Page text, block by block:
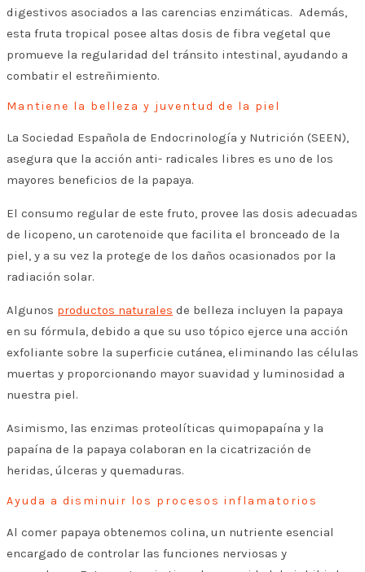
digestivos asociados a las carencias enzimáticas. Además,
esta fruta tropical posee altas dosis de fibra vegetal que
promueve la regularidad del tránsito intestinal, ayudando a
combatir el estreñimiento.
Mantiene la belleza y juventud de la piel
La Sociedad Española de Endocrinología y Nutrición (SEEN),
asegura que la acción anti- radicales libres es uno de los
mayores beneficios de la papaya.
El consumo regular de este fruto, provee las dosis adecuadas
de licopeno, un carotenoide que facilita el bronceado de la
piel, y a su vez la protege de los daños ocasionados por la
radiación solar.
Algunos productos naturales de belleza incluyen la papaya
en su fórmula, debido a que su uso tópico ejerce una acción
exfoliante sobre la superficie cutánea, eliminando las células
muertas y proporcionando mayor suavidad y luminosidad a
nuestra piel.
Asimismo, las enzimas proteolíticas quimopapaína y la
papaína de la papaya colaboran en la cicatrización de
heridas, úlceras y quemaduras.
Ayuda a disminuir los procesos inflamatorios
Al comer papaya obtenemos colina, un nutriente esencial
encargado de controlar las funciones nerviosas y